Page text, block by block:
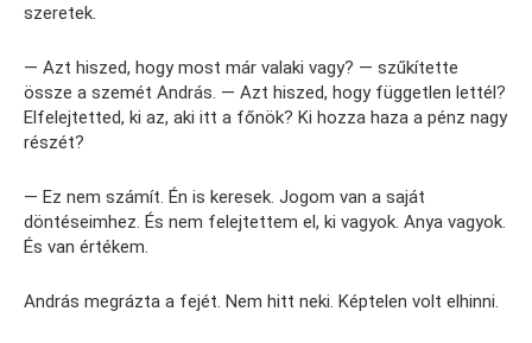
szeretek.
— Azt hiszed, hogy most már valaki vagy? — szűkítette
össze a szemét András. — Azt hiszed, hogy független lettél?
Elfelejtetted, ki az, aki itt a főnök? Ki hozza haza a pénz nagy
részét?
— Ez nem számít. Én is keresek. Jogom van a saját
döntéseimhez. És nem felejtettem el, ki vagyok. Anya vagyok.
És van értékem.
András megrázta a fejét. Nem hitt neki. Képtelen volt elhinni.